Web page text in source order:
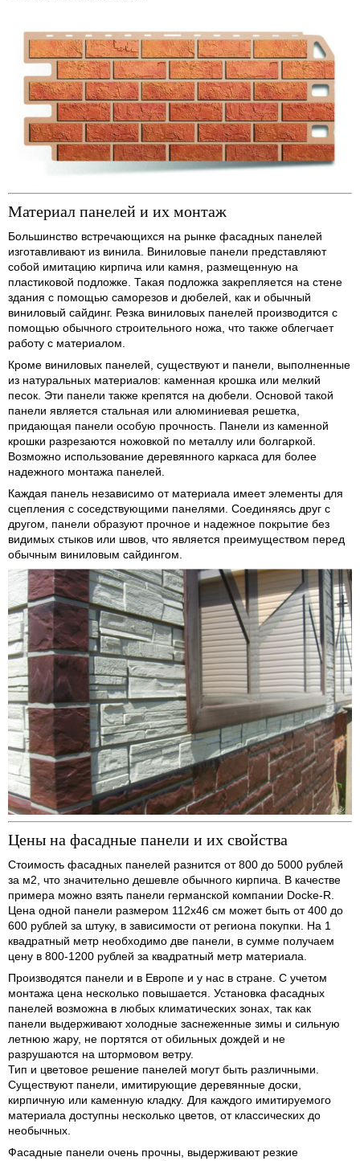
Материал панелей и их монтаж
Большинство встречающихся на рынке фасадных панелей
изготавливают из винила. Виниловые панели представляют
собой имитацию кирпича или камня, размещенную на
пластиковой подложке. Такая подложка закрепляется на стене
здания с помощью саморезов и дюбелей, как и обычный
виниловый сайдинг. Резка виниловых панелей производится с
помощью обычного строительного ножа, что также облегчает
работу с материалом.
Кроме виниловых панелей, существуют и панели, выполненные
из натуральных материалов: каменная крошка или мелкий
песок. Эти панели также крепятся на дюбели. Основой такой
панели является стальная или алюминиевая решетка,
придающая панели особую прочность. Панели из каменной
крошки разрезаются ножовкой по металлу или болгаркой.
Возможно использование деревянного каркаса для более
надежного монтажа панелей.
Каждая панель независимо от материала имеет элементы для
сцепления с соседствующими панелями. Соединяясь друг с
другом, панели образуют прочное и надежное покрытие без
видимых стыков или швов, что является преимуществом перед
обычным виниловым сайдингом.
Цены на фасадные панели и их свойства
Стоимость фасадных панелей разнится от 800 до 5000 рублей
за м2, что значительно дешевле обычного кирпича. В качестве
примера можно взять панели германской компании Docke-R.
Цена одной панели размером 112х46 см может быть от 400 до
600 рублей за штуку, в зависимости от региона покупки. На 1
квадратный метр необходимо две панели, в сумме получаем
цену в 800-1200 рублей за квадратный метр материала.
Производятся панели и в Европе и у нас в стране. С учетом
монтажа цена несколько повышается. Установка фасадных
панелей возможна в любых климатических зонах, так как
панели выдерживают холодные заснеженные зимы и сильную
летнюю жару, не портятся от обильных дождей и не
разрушаются на штормовом ветру.
Тип и цветовое решение панелей могут быть различными.
Существуют панели, имитирующие деревянные доски,
кирпичную или каменную кладку. Для каждого имитируемого
материала доступны несколько цветов, от классических до
необычных.
Фасадные панели очень прочны, выдерживают резкие